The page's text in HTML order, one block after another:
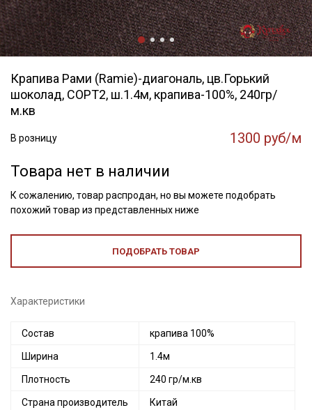
Крапива Рами (Ramie)-диагональ, цв.Горький
шоколад, СОРТ2, ш.1.4м, крапива-100%, 240гр/
м.кв
В розницу 1300 руб/м
Товара нет в наличии
К сожалению, товар распродан, но вы можете подобрать
похожий товар из представленных ниже
ПОДОБРАТЬ ТОВАР
Характеристики
Состав крапива 100%
Ширина 1.4м
Плотность 240 гр/м.кв
Страна производитель Китай